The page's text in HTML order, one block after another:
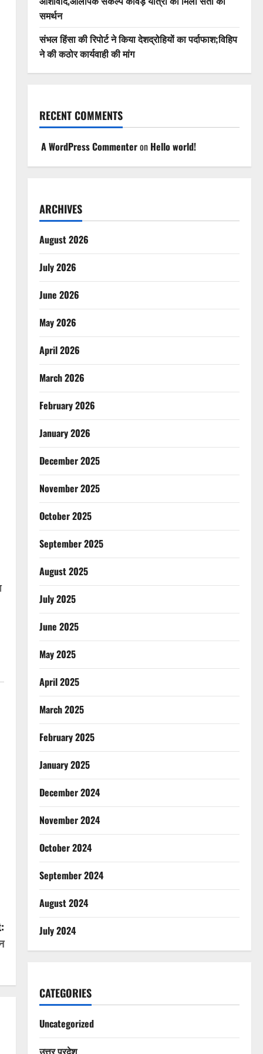
समर्थन
संभल हिंसा की रिपोर्ट ने किया देशद्रोहियों का पर्दाफाश;विहिप
ने की कठोर कार्यवाही की मांग
RECENT COMMENTS
A WordPress Commenteron Hello world!
ARCHIVES
August 2026
July 2026
June 2026
May 2026
April 2026
March 2026
February 2026
January 2026
December 2025
November 2025
October 2025
September 2025
August 2025
July 2025
June 2025
May 2025
April 2025
March 2025
February 2025
January 2025
December 2024
November 2024
October 2024
September 2024
August 2024
July 2024
CATEGORIES
Uncategorized
उत्तर प्रदेश